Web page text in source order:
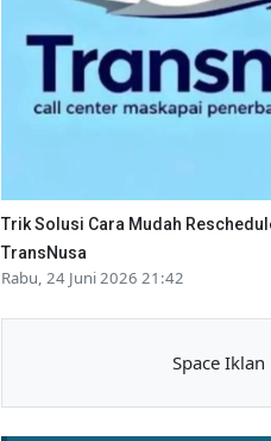
Trik Solusi Cara Mudah
TransNusa
Rabu, 24 Juni 2026 21:42
Space Iklan